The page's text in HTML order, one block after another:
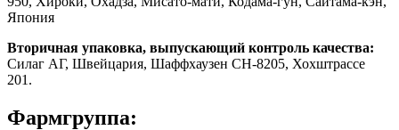
Япония
Вторичная упаковка, выпускающий контроль качества:
Силаг АГ, Швейцария, Шаффхаузен СН-8205, Хохштрассе
201.
Фармгруппа: